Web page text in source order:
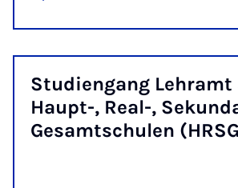
Stu­dien­gang Lehr­amt
Haupt-, Re­al-,
Ge­samt­s­chu­len